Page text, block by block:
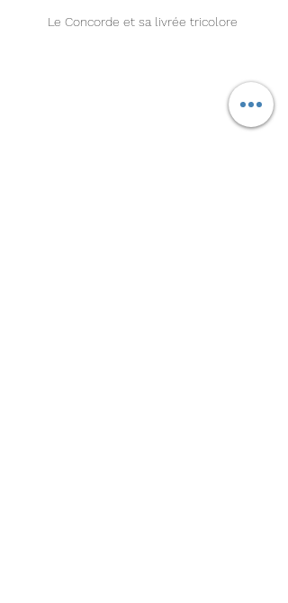
Le Concorde et sa livrée tricolore